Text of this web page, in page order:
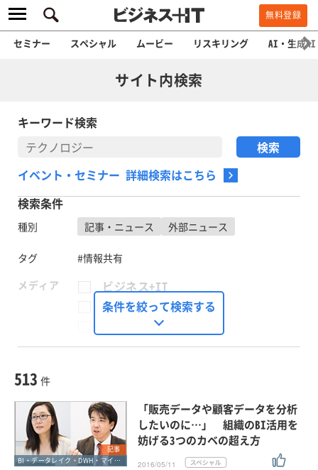
無料登録
セミナー スペシャル ムービー リスキリング AI・生成AI
サイト内検索
キーワード検索
イベント・セミナー 詳細検索はこちら
検索条件
種別 記事・ニュース 外部ニュース
タグ
#情報共有
メディア
ビジネス+IT
FinTech Journal
Seizo Trend
外部ニュース
スペシャルに限定する
条件を絞って検索する
513 件
記事
BI・データレイク・DWH・マイニング
「販売データや顧客データを分析
したいのに…」 組織のBI活用を
妨げる3つのカベの超え方
2016/05/11